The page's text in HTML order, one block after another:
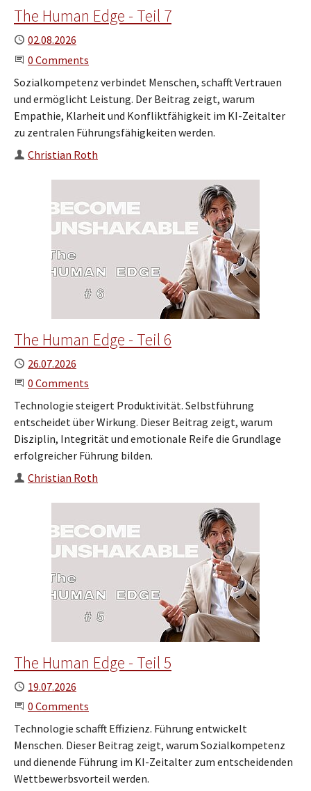
The Human Edge - Teil 7
Published
02.08.2026
Start the Conversation
0 Comments
Sozialkompetenz verbindet Menschen, schafft Vertrauen
und ermöglicht Leistung. Der Beitrag zeigt, warum
Empathie, Klarheit und Konfliktfähigkeit im KI-Zeitalter
zu zentralen Führungsfähigkeiten werden.
Author
Christian Roth
The Human Edge - Teil 6
Published
26.07.2026
Start the Conversation
0 Comments
Technologie steigert Produktivität. Selbstführung
entscheidet über Wirkung. Dieser Beitrag zeigt, warum
Disziplin, Integrität und emotionale Reife die Grundlage
erfolgreicher Führung bilden.
Author
Christian Roth
The Human Edge - Teil 5
Published
19.07.2026
Start the Conversation
0 Comments
Technologie schafft Effizienz. Führung entwickelt
Menschen. Dieser Beitrag zeigt, warum Sozialkompetenz
und dienende Führung im KI-Zeitalter zum entscheidenden
Wettbewerbsvorteil werden.